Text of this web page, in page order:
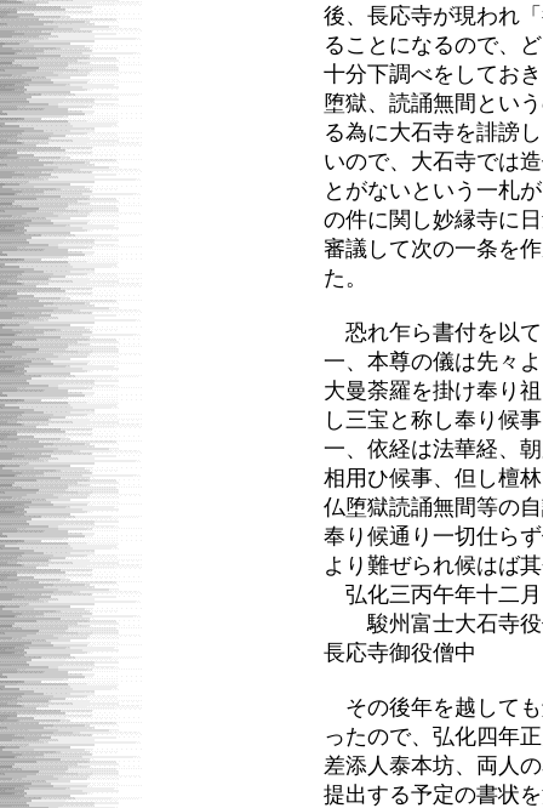
後、長応寺が現われ
ることになるので、
十分下調べをしてお
堕獄、読誦無間とい
る為に大石寺を誹謗
いので、大石寺では
とがないという一札
の件に関し妙縁寺に
審議して次の一条を
た。
恐れ乍ら書付を以
一、本尊の儀は先々
大曼荼羅を掛け奉り
し三宝と称し奉り候
一、依経は法華経、
相用ひ候事、但し檀
仏堕獄読誦無間等の
奉り候通り一切仕ら
より難ぜられ候はば
弘化三丙午年十二
駿州富士大石寺役
長応寺御役僧中
その後年を越して
ったので、弘化四年
差添人泰本坊、両人
提出する予定の書状